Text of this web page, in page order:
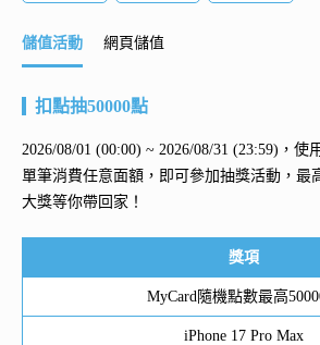
儲值活動 網頁儲值
扣點抽50000點
2026/08/01 (00:00) ~ 2026/08/31 (23:59)，使
單筆消費任意面額，即可參加抽獎活動，最
大獎等你帶回家！
獎項
MyCard隨機點數最高
iPhone 17 Pro Max